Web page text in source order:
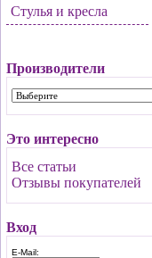
Стулья и кресла
Производители
Это интересно
Все статьи
Отзывы покупателей
Вход
E-Mail: